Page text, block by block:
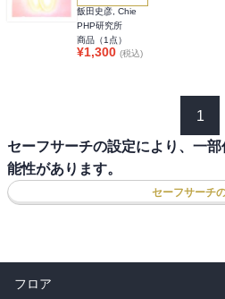
飯田史彦, Chie
PHP研究所
商品（1 点）
¥1,300 (税込)
1
セーフサーチの設定により、一
能性があります。
セーフサーチ
フロア